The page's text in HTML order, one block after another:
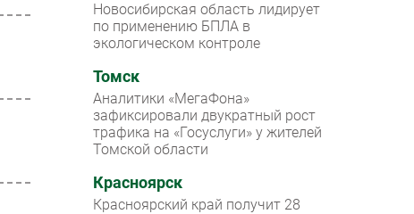
Проекты
IT класс
Тестовый стенд
Каталог компаний
Новосибирская область лидирует
по применению БПЛА в
экологическом контроле
Томск
Аналитики «МегаФона»
зафиксировали двукратный рост
трафика на «Госуслуги» у жителей
Томской области
Красноярск
Красноярский край получит 28